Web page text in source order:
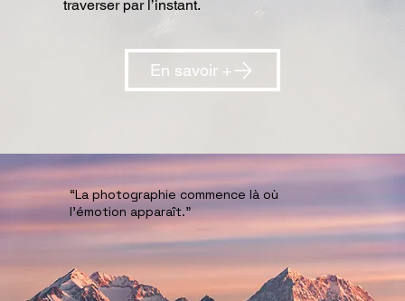
traverser par l’instant.
En savoir +
“La photographie commence là où
l’émotion apparaît.”